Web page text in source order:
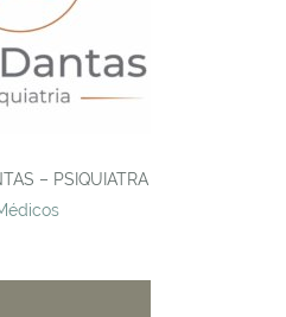
– PSIQUIATRA